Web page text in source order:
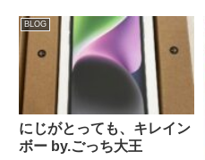
り言】なんだか寒くなったり暖か
くなったりと気候が不安定ですね
ー💭花粉症やら風邪やら年度...
BLOG
にじがとっても、キレイン
ボー by.ごっち大王